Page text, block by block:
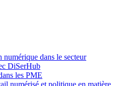
numérique dans le secteur
DiSerHub
les PME
numérisé et politique en matière